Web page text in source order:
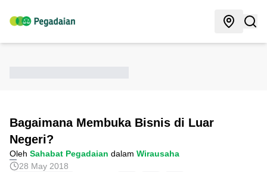
Bagaimana Membuka Bisnis di Luar
Negeri?
Oleh Sahabat Pegadaian dalam Wirausaha
28 May 2018